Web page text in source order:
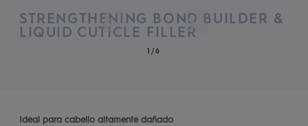
STRENGTHENING BOND BUILDER &
LIQUID CUTICLE FILLER
Ideal para cabello altamente dañado
1/6